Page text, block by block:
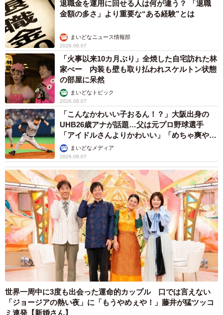
退職金を運用に回せる人は何が違う？ 「退職
金額の多さ」より重要な“ある経験”とは
まいどなニュース情報部
2026.08.07
「火事以来10カ月ぶり」全焼した自宅訪れた林
家ぺー 内装も壁も取り払われスケルトン状態
の部屋に呆然
まいどなトピック
2026.08.07
「こんなかわいい子おるん！？」大阪出身の
UHB26歳アナが話題…父は元プロ野球選手
「アイドルさんよりかわいい」「めちゃ爽や
か」まいどなメディア
2026.08.07
世界一周中に3度も出会った運命的カップル 口では言えない
「ジョージアの熱い夜」に「もうやめぇや！」藤井が猛ツッコ
ミ連発【新婚さん】